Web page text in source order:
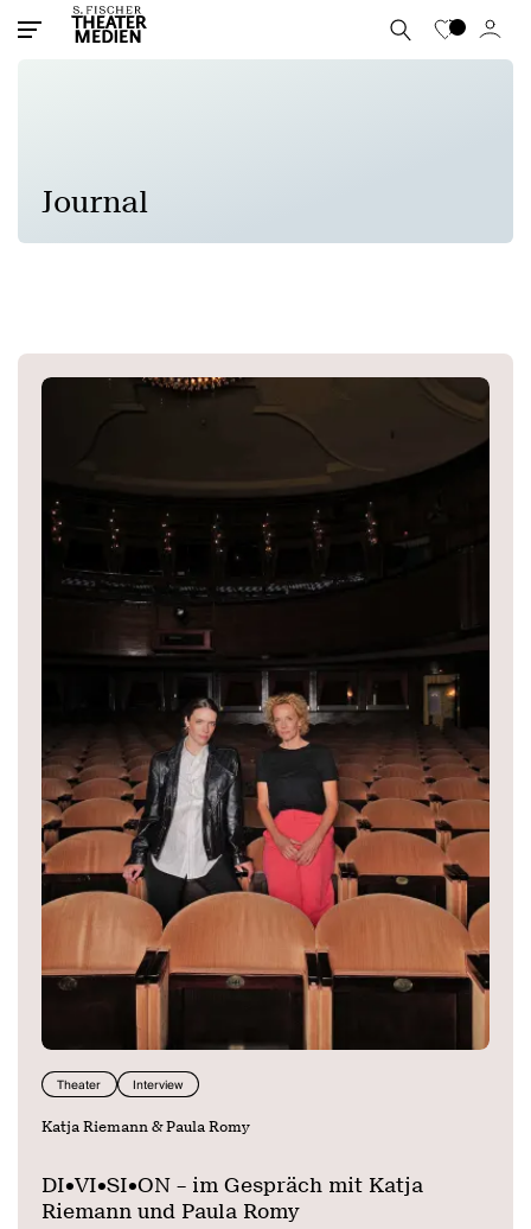
Journal
Theater Interview
Katja Riemann & Paula Romy
DI•VI•SI•ON – im Gespräch mit Katja
Riemann und Paula Romy